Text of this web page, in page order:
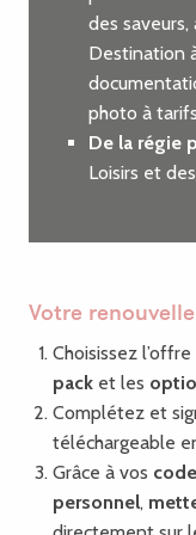
des saveurs,
Destination
photo à tarifs
De la régie
Loisirs et
Votre
Choisissez
pack et les
Complétez et
téléchargeable
Grâce à vos
personnel,